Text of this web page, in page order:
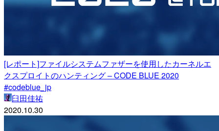
[レポート]ファイルシステムファザーを使用したカーネルエ
クスプロイトのハンティング – CODE BLUE 2020
#codeblue_jp
臼田佳祐
2020.10.30